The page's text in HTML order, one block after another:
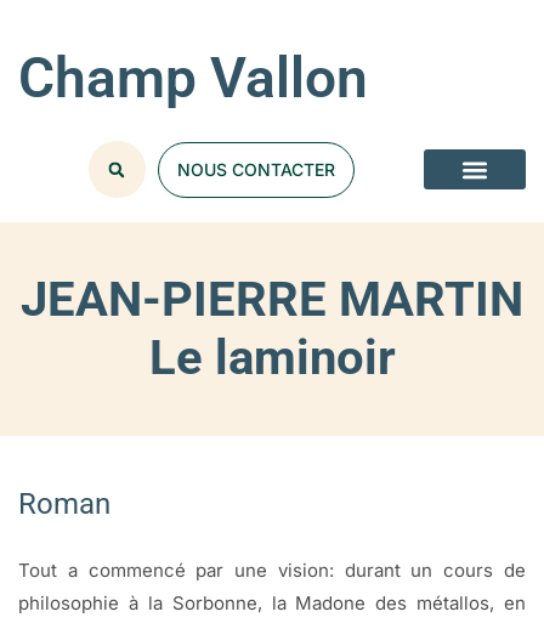
Champ Vallon
NOUS CONTACTER
JEAN-PIERRE MARTIN
Le laminoir
Roman
Tout a commencé par une vision: durant un cours de
philosophie à la Sorbonne, la Madone des métallos, en